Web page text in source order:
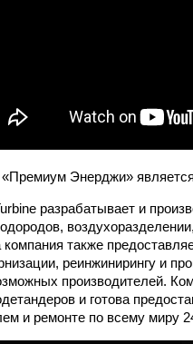
Энерджи»
разрабатывает и
также
реинжинирингу и
производителей.
и готова
и ремонте по всему миру